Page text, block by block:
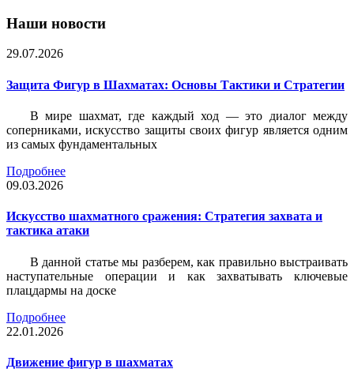
Наши новости
29.07.2026
Защита Фигур в Шахматах: Основы Тактики и Стратегии
В мире шахмат, где каждый ход — это диалог между
соперниками, искусство защиты своих фигур является одним
из самых фундаментальных
Подробнее
09.03.2026
Искусство шахматного сражения: Стратегия захвата и
тактика атаки
В данной статье мы разберем, как правильно выстраивать
наступательные операции и как захватывать ключевые
плацдармы на доске
Подробнее
22.01.2026
Движение фигур в шахматах